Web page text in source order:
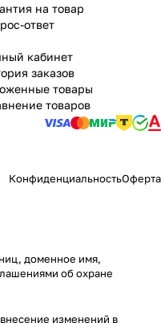
на товар
ответ
кабинет
заказов
товары
товаров
КонфиденциальностьОферта
доменное имя,
об охране
изменений в